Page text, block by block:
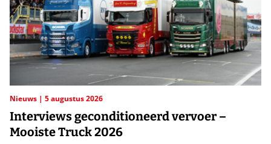
Nieuws 5 augustus 2026
Interviews geconditioneerd vervoer –
Mooiste Truck 2026